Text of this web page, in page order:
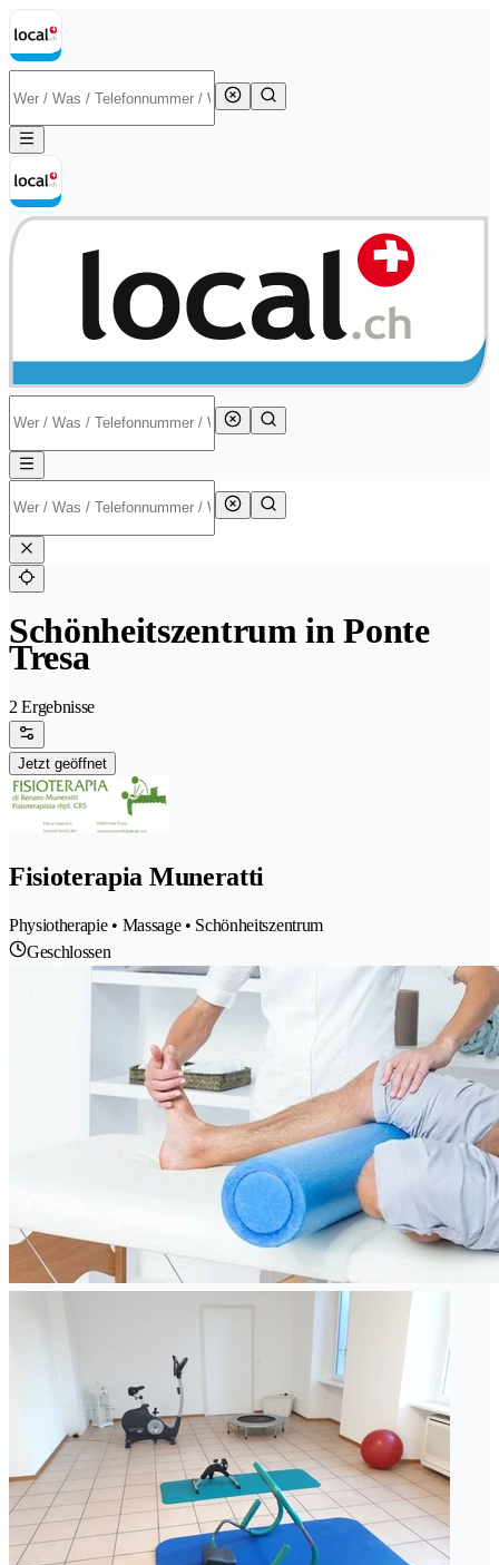
Schönheitszentrum in Ponte
Tresa
2 Ergebnisse
Jetzt geöffnet
Fisioterapia Muneratti
Physiotherapie • Massage • Schönheitszentrum
Geschlossen